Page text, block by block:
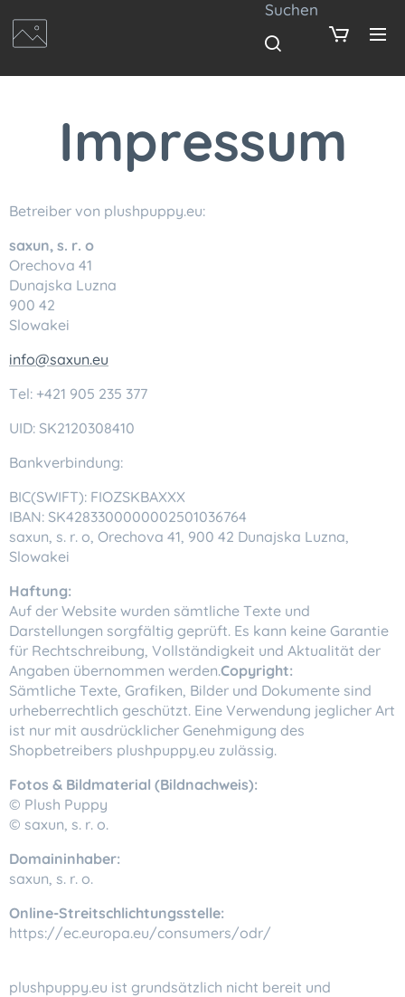
Suchen
Impressum
Betreiber von plushpuppy.eu:
saxun, s. r. o
Orechova 41
Dunajska Luzna
900 42
Slowakei
info@saxun.eu
Tel: +421 905 235 377
UID: SK2120308410
Bankverbindung:
BIC(SWIFT): FIOZSKBAXXX
IBAN: SK4283300000002501036764
saxun, s. r. o, Orechova 41, 900 42 Dunajska Luzna,
Slowakei
Haftung:
Auf der Website wurden sämtliche Texte und
Darstellungen sorgfältig geprüft. Es kann keine Garantie
für Rechtschreibung, Vollständigkeit und Aktualität der
Angaben übernommen werden.Copyright:
Sämtliche Texte, Grafiken, Bilder und Dokumente sind
urheberrechtlich geschützt. Eine Verwendung jeglicher Art
ist nur mit ausdrücklicher Genehmigung des
Shopbetreibers plushpuppy.eu zulässig.
Fotos & Bildmaterial (Bildnachweis):
© Plush Puppy
© saxun, s. r. o.
Domaininhaber:
saxun, s. r. o.
Online-Streitschlichtungsstelle:
https://ec.europa.eu/consumers/odr/
plushpuppy.eu ist grundsätzlich nicht bereit und